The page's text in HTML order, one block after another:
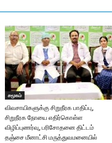
சமூகம்
விவசாயிகளுக்கு சிறுநீரக பாதிப்பு,
சிறுநீரக நோயை எதிர்கொள்ள
விழிப்புணர்வு, பரிசோதனை திட்டம்
தஞ்சை மீனாட்சி மருத்துவமனையில்